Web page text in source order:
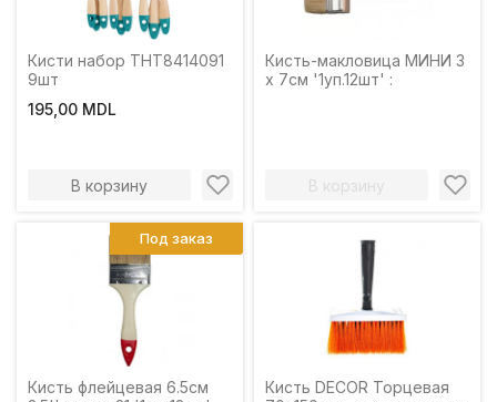
Кисти набор THT8414091
9шт
195,00 MDL
В корзину
Кисть-макловица МИНИ 3
х 7см '1уп.12шт' :
В корзину
Кисть флейцевая 6.5см
Под заказ
Кисть DECOR Торцевая